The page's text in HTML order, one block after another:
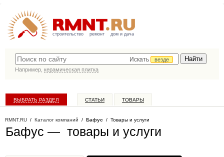
строительство ремонт дом и дача
Искать
везде
Например, керамическая плитка
ВЫБРАТЬ РАЗДЕЛ СТАТЬИ ТОВАРЫ
RMNT.RU / Каталог компаний / Бафус / Товары и услуги
Бафус — товары и услуги